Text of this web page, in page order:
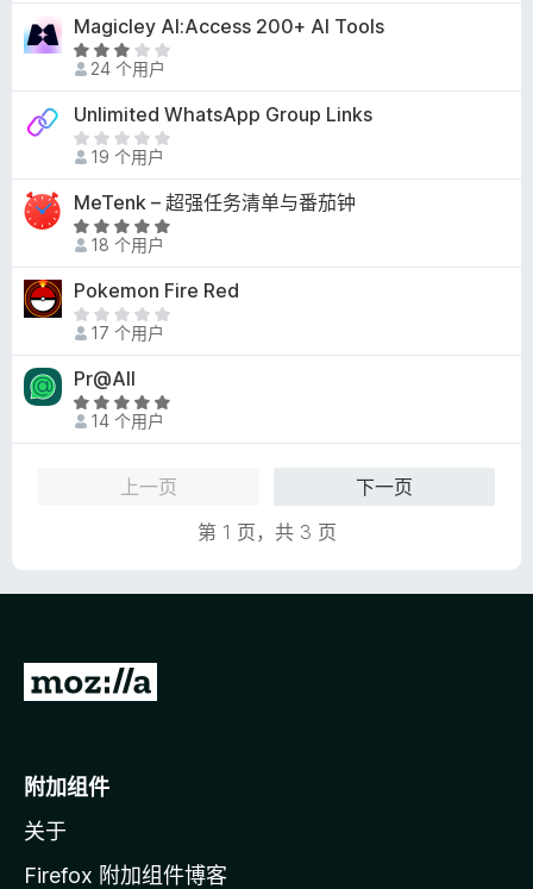
5
1
.
6
5
Magicley AI:Access 200+ AI Tools
评
分
3
/
5
24 个用户
Unlimited WhatsApp Group Links
目
前
尚
无
评
19 个用户
MeTenk – 超强任务清单与番茄钟
评
分
5
/
5
18 个用户
Pokemon Fire Red
目
前
尚
无
评
17 个用户
Pr@All
评
分 14 个用户
上一页
下一页
第 1 页，共 3 页
转
o
i
l
附加组件
关于
Firefox 附加组件博客